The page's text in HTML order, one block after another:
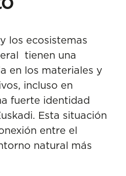
los ecosistemas
tienen una
en los materiales y
incluso en
fuerte identidad
Esta situación
entre el
natural más